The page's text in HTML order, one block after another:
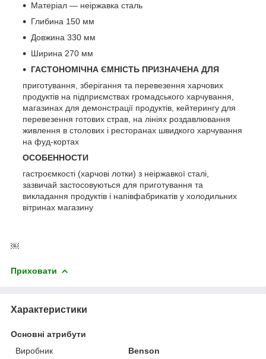
Матеріал — неіржавка сталь
Глибина 150 мм
Довжина 330 мм
Ширина 270 мм
ГАСТОНОМІЧНА ЄМНІСТЬ ПРИЗНАЧЕНА ДЛЯ
приготування, зберігання та перевезення харчових
продуктів на підприємствах громадського харчування,
магазинах для демонстрації продуктів, кейтерингу для
перевезення готових страв, на лініях роздавлювання
живлення в столових і ресторанах швидкого харчування
на фуд-кортах
ОСОБЕННОСТИ
гастроємкості (харчові лотки) з неіржавкої сталі,
зазвичай застосовуються для приготування та
викладання продуктів і напівфабрикатів у холодильних
вітринах магазину
￼
Приховати
Характеристики
Основні атрибути
Виробник
Benson